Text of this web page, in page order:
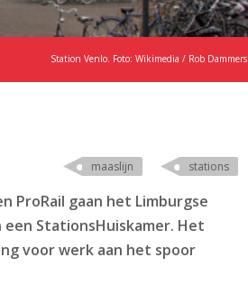
Station Venlo. Foto: Wikimedia / Rob Dammers
maaslijn stations
ProRail gaan het Limburgse
StationsHuiskamer. Het
voor werk aan het spoor